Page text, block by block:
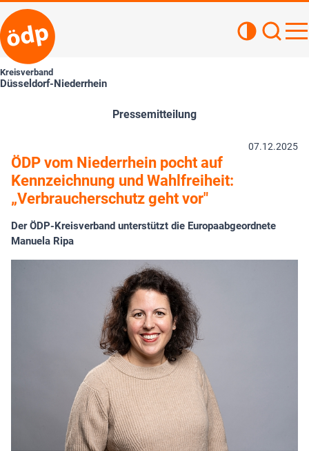
Kreisverband
Düsseldorf-Niederrhein
Pressemitteilung
07.12.2025
ÖDP vom Niederrhein pocht auf
Kennzeichnung und Wahlfreiheit:
„Verbraucherschutz geht vor"
Der ÖDP-Kreisverband unterstützt die Europaabgeordnete
Manuela Ripa